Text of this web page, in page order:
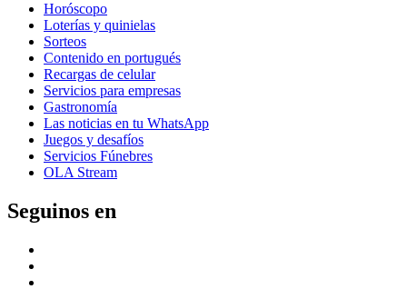
Horóscopo
Loterías y quinielas
Sorteos
Contenido en portugués
Recargas de celular
Servicios para empresas
Gastronomía
Las noticias en tu WhatsApp
Juegos y desafíos
Servicios Fúnebres
OLA Stream
Seguinos en